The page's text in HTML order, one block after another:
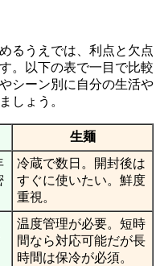
るうえでは、利点と欠点
。以下の表で一目で比較
シーン別に自分の生活や
しょう。
生麺
冷蔵で数日。開封後は
すぐに使いたい。鮮度
重視。
温度管理が必要。短時
間なら対応可能だが長
時間は保冷が必須。